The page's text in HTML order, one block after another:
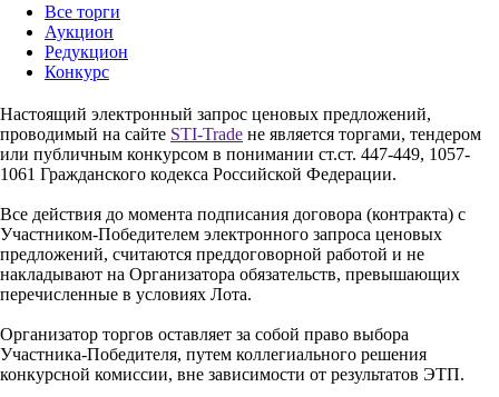
Все торги
Аукцион
Редукцион
Конкурс
Настоящий электронный запрос ценовых предложений,
проводимый на сайте STI-Trade не является торгами, тендером
или публичным конкурсом в понимании ст.ст. 447-449, 1057-
1061 Гражданского кодекса Российской Федерации.
Все действия до момента подписания договора (контракта) с
Участником-Победителем электронного запроса ценовых
предложений, считаются преддоговорной работой и не
накладывают на Организатора обязательств, превышающих
перечисленные в условиях Лота.
Организатор торгов оставляет за собой право выбора
Участника-Победителя, путем коллегиального решения
конкурсной комиссии, вне зависимости от результатов ЭТП.